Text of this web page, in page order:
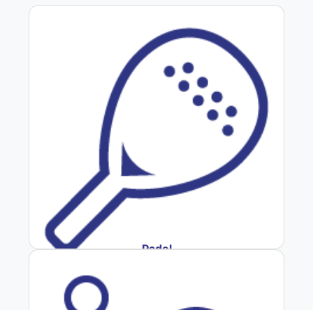
Padel